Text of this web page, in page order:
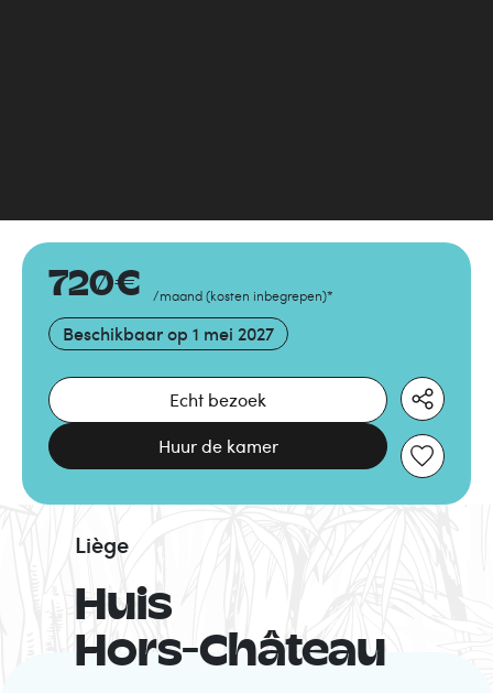
720€ /maand (kosten inbegrepen)*
Beschikbaar op 1 mei 2027
Echt bezoek
Huur de kamer
Huis
Hors-Château
Liège